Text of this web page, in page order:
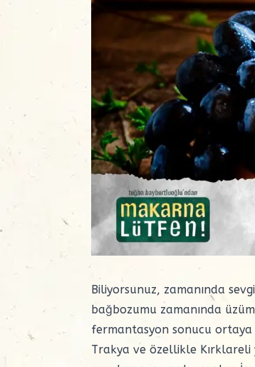
Biliyorsunuz, zamanında
bağbozumu zamanında
fermantasyon sonucu ortaya
Trakya ve özellikle